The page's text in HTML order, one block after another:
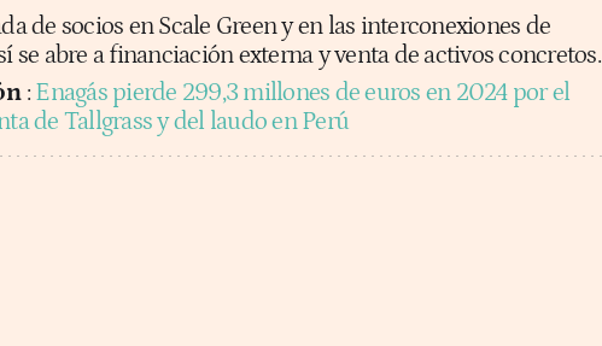
de socios en Scale Green y en las interconexiones de
se abre a financiación externa y venta de activos concretos.
: Enagás pierde 299,3 millones de euros en 2024 por el
de Tallgrass y del laudo en Perú